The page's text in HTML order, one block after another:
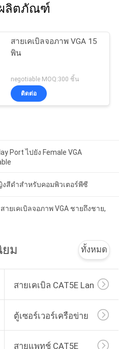
ลิตภัณฑ์
สายเคเบิลจอภาพ VGA 15
พิน
negotiable MOQ:300 ชิ้น
ติดต่อ
Port ไปยัง Female VGA
งสีดำสำหรับคอมพิวเตอร์พีซี
ายเคเบิลจอภาพ VGA ชายถึงชาย,
ม ทั้งหมด
สายเคเบิล CAT5E Lan
ตู้เซอร์เวอร์เครือข่าย
สายแพทช์ CAT5E